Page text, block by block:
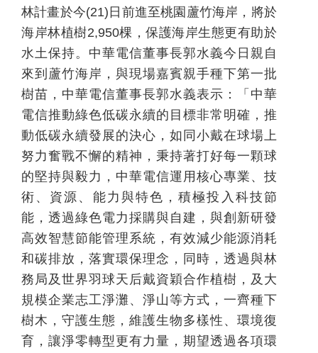
林計畫於今(21) 日前進至桃園蘆竹海岸，將於
海岸林植樹2,950棵，保護海岸生態更有助於
水土保持。中華電信董事長郭水義今日親自
來到蘆竹海岸，與現場嘉賓親手種下第一批
樹苗，中華電信董事長郭水義表示：「中華
電信推動綠色低碳永續的目標非常明確，推
動低碳永續發展的決心，如同小戴在球場上
努力奮戰不懈的精神，秉持著打好每一顆球
的堅持與毅力，中華電信運用核心專業、技
術、資源、能力與特色，積極投入科技節
能，透過綠色電力採購與自建，與創新研發
高效智慧節能管理系統，有效減少能源消耗
和碳排放，落實環保理念，同時，透過與林
務局及世界羽球天后戴資穎合作植樹，及大
規模企業志工淨灘、淨山等方式，一齊種下
樹木，守護生態，維護生物多樣性、環境復
育，讓淨零轉型更有力量，期望透過各項環